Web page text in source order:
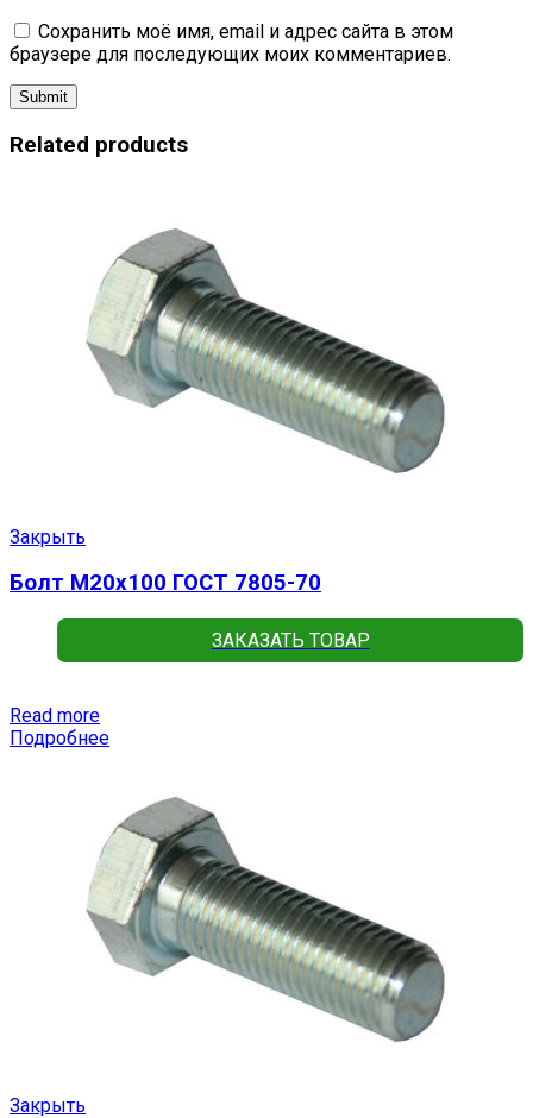
Сохранить моё имя, email и адрес сайта в этом
браузере для последующих моих комментариев.
Related products
Закрыть
Болт М20х100 ГОСТ 7805-70
ЗАКАЗАТЬ ТОВАР
Read more
Подробнее
Закрыть